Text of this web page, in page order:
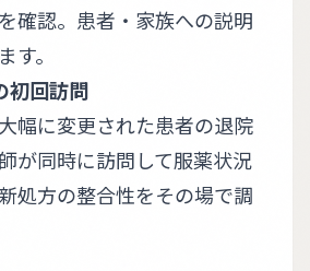
確認。患者・家族への説明
す。
初回訪問
幅に変更された患者の退院
が同時に訪問して服薬状況
処方の整合性をその場で調